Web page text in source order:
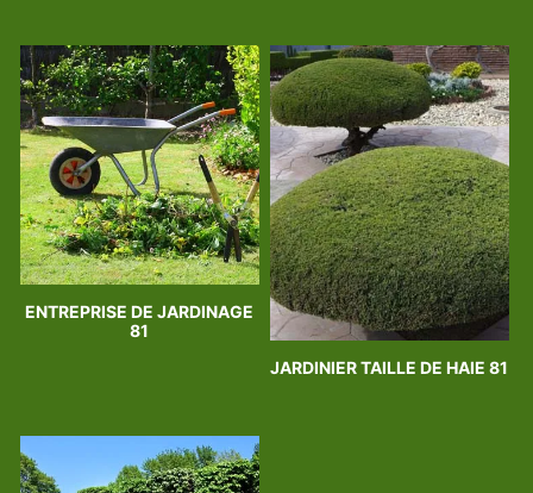
ENTREPRISE DE JARDINAGE
81
JARDINIER TAILLE DE HAIE 81